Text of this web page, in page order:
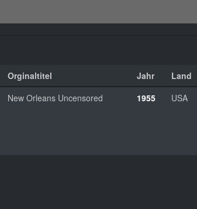
Orginaltitel Jahr Land
New Orleans Uncensored 1955 USA